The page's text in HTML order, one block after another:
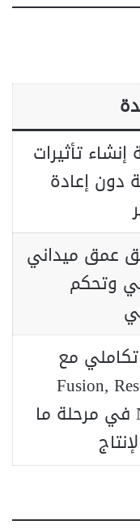
تأثيرات
دون إعادة
عمق ميداني
وتحكم
مع
Fusion,
Nuke في مرحلة ما